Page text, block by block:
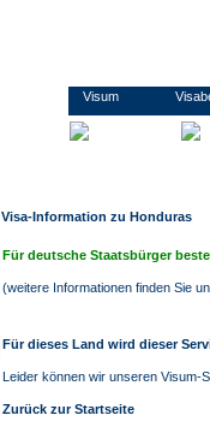
Visum
Visa-Information zu Honduras
Für deutsche Staatsbürger
(weitere Informationen finden Sie
Für dieses Land wird dieser
Leider können wir unseren Visum-
Zurück zur Startseite